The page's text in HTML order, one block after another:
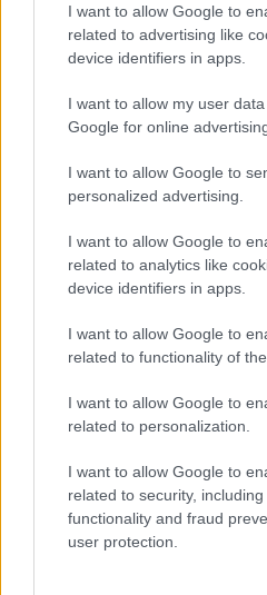
I want to allow Google to
related to advertising like
device identifiers in apps.
I want to allow my user
Google for online
I want to allow Google to
personalized advertising.
I want to allow Google to
related to analytics like
device identifiers in apps.
I want to allow Google to
related to functionality of
I want to allow Google to
related to personalization.
I want to allow Google to
related to security,
functionality and fraud
user protection.
biografico.